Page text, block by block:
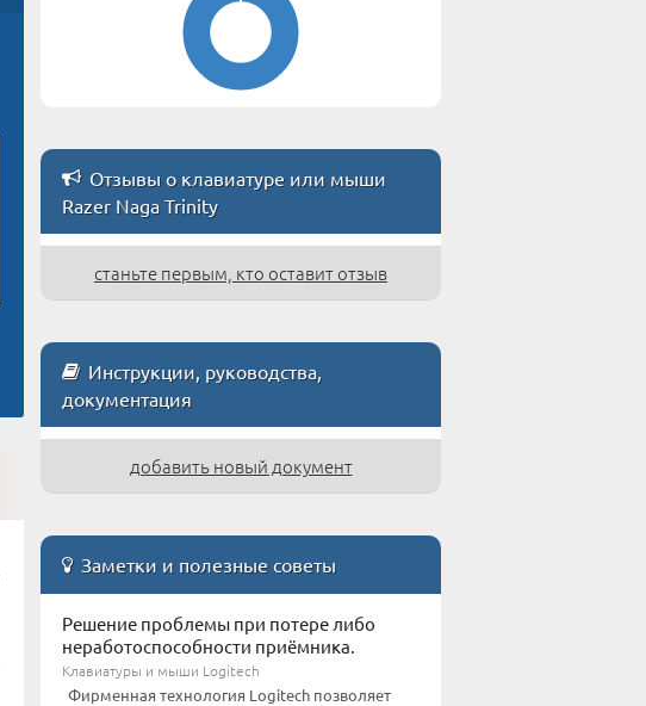
Отзывы о клавиатуре или мыши
Razer Naga Trinity
станьте первым, кто оставит отзыв
Инструкции, руководства,
документация
добавить новый документ
Заметки и полезные советы
Решение проблемы при потере либо
неработоспособности приёмника.
Клавиатуры и мыши Logitech
Фирменная технология Logitech позволяет